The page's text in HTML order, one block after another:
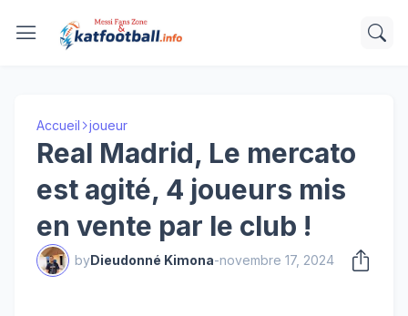
Accueil joueur
Real Madrid, Le mercato
est agité, 4 joueurs mis
en vente par le club !
byDieudonné Kimona-novembre 17, 2024